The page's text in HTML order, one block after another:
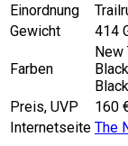
Einordnung
Gewicht
414
Farben
New
Preis, UVP
160
Internetseite The